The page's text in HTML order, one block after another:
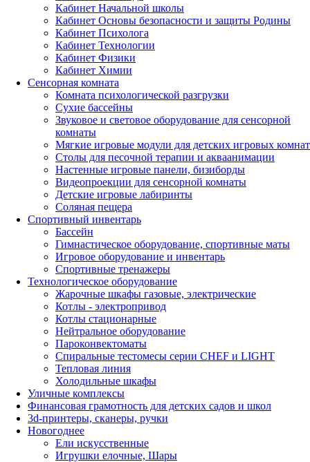
Кабинет Начальной школы
Кабинет Основы безопасности и защиты Родины
Кабинет Психолога
Кабинет Технологии
Кабинет Физики
Кабинет Химии
Сенсорная комната
Комната психологической разгрузки
Сухие бассейны
Звуковое и световое оборудование для сенсорной
комнаты
Мягкие игровые модули для детских игровых комнат
Столы для песочной терапии и акваанимации
Настенные игровые панели, бизиборды
Видеопроекции для сенсорной комнаты
Детские игровые лабиринты
Соляная пещера
Спортивный инвентарь
Бассейн
Гимнастическое оборудование, спортивные маты
Игровое оборудование и инвентарь
Спортивные тренажеры
Технологическое оборудование
Жарочные шкафы газовые, электрические
Котлы - электропривод
Котлы стационарные
Нейтральное оборудование
Пароконвектоматы
Спиральные тестомесы серии CHEF и LIGHT
Тепловая линия
Холодильные шкафы
Уличные комплексы
Финансовая грамотность для детских садов и школ
3d-принтеры, сканеры, ручки
Новогоднее
Ели искусственные
Игрушки елочные, Шары